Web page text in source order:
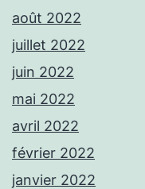
août 2022
juillet 2022
juin 2022
mai 2022
avril 2022
février 2022
janvier 2022